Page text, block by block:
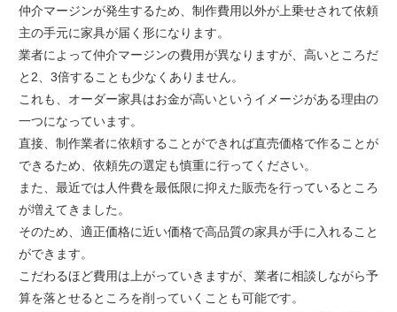
仲介マージンが発生するため、制作費用以外が上乗せされて依頼
主の手元に家具が届く形になります。
業者によって仲介マージンの費用が異なりますが、高いところだ
と2、3倍することも少なくありません。
これも、オーダー家具はお金が高いというイメージがある理由の
一つになっています。
直接、制作業者に依頼することができれば直売価格で作ることが
できるため、依頼先の選定も慎重に行ってください。
また、最近では人件費を最低限に抑えた販売を行っているところ
が増えてきました。
そのため、適正価格に近い価格で高品質の家具が手に入れること
ができます。
こだわるほど費用は上がっていきますが、業者に相談しながら予
算を落とせるところを削っていくことも可能です。